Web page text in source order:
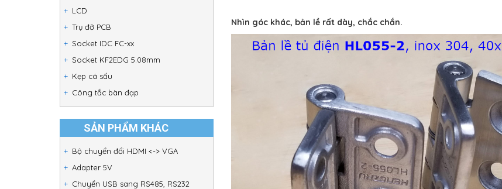
LCD
Trụ đỡ PCB
Socket IDC FC-xx
Socket KF2EDG 5.08mm
Kẹp cá sấu
Công tắc bàn đạp
SẢN PHẨM KHÁC
Bộ chuyển đổi HDMI <-> VGA
Adapter 5V
Chuyển USB sang RS485, RS232
Nhìn góc khác, bản lề rất dày, chắc chắn.